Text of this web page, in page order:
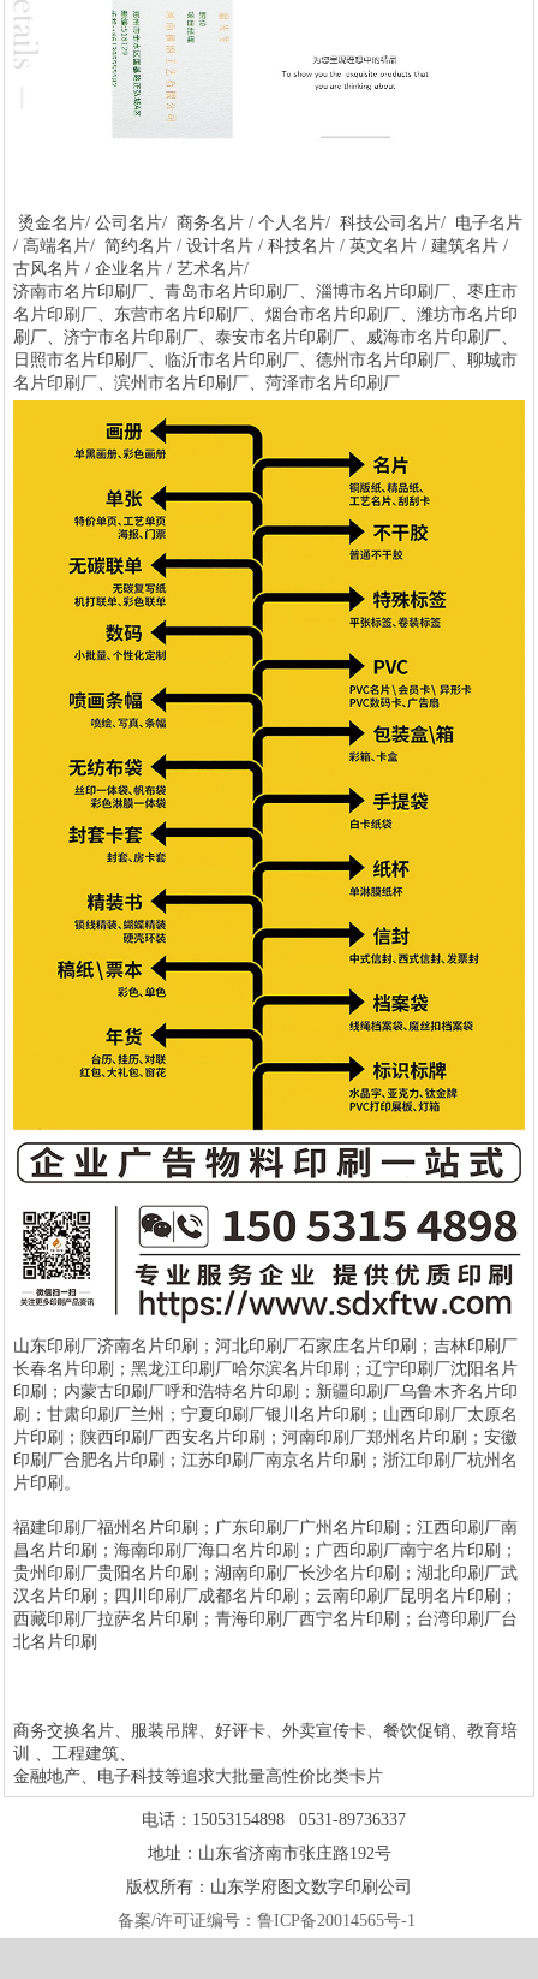
烫金名片/ 公司名片/ 商务名片 / 个人名片/ 科技公司名片/ 电子名片
/ 高端名片/ 简约名片 / 设计名片 / 科技名片 / 英文名片 / 建筑名片 /
古风名片 / 企业名片 / 艺术名片/
济南市名片印刷厂、青岛市名片印刷厂、淄博市名片印刷厂、枣庄市
名片印刷厂、东营市名片印刷厂、烟台市名片印刷厂、潍坊市名片印
刷厂、济宁市名片印刷厂、泰安市名片印刷厂、威海市名片印刷厂、
日照市名片印刷厂、临沂市名片印刷厂、德州市名片印刷厂、聊城市
名片印刷厂、滨州市名片印刷厂、菏泽市名片印刷厂
山东印刷厂济南名片印刷；河北印刷厂石家庄名片印刷；吉林印刷厂
长春名片印刷；黑龙江印刷厂哈尔滨名片印刷；辽宁印刷厂沈阳名片
印刷；内蒙古印刷厂呼和浩特名片印刷；新疆印刷厂乌鲁木齐名片印
刷；甘肃印刷厂兰州；宁夏印刷厂银川名片印刷；山西印刷厂太原名
片印刷；陕西印刷厂西安名片印刷；河南印刷厂郑州名片印刷；安徽
印刷厂合肥名片印刷；江苏印刷厂南京名片印刷；浙江印刷厂杭州名
片印刷。
福建印刷厂福州名片印刷；广东印刷厂广州名片印刷；江西印刷厂南
昌名片印刷；海南印刷厂海口名片印刷；广西印刷厂南宁名片印刷；
贵州印刷厂贵阳名片印刷；湖南印刷厂长沙名片印刷；湖北印刷厂武
汉名片印刷；四川印刷厂成都名片印刷；云南印刷厂昆明名片印刷；
西藏印刷厂拉萨名片印刷；青海印刷厂西宁名片印刷；台湾印刷厂台
北名片印刷
商务交换名片、服装吊牌、好评卡、外卖宣传卡、餐饮促销、教育培
训 、工程建筑、
金融地产、电子科技等追求大批量高性价比类卡片
电话：15053154898 0531-89736337
地址：山东省济南市张庄路192号
版权所有：山东学府图文数字印刷公司
备案/许可证编号： 鲁ICP备20014565号-1